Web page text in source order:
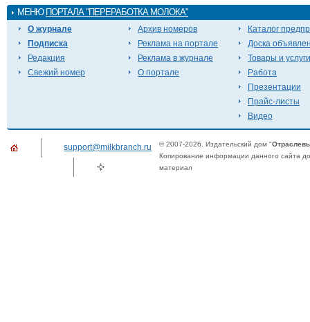
МЕНЮ ПОРТАЛА "ПЕРЕРАБОТКА МОЛОКА"
О журнале
Подписка
Редакция
Свежий номер
Архив номеров
Реклама на портале
Реклама в журнале
О портале
Каталог
Доска
Товары и услуги
Работа
Презентации
Прайс-листы
Видео
support@milkbranch.ru © 2007-2026. Издательский дом "
Копирование информации данного сайта
материал